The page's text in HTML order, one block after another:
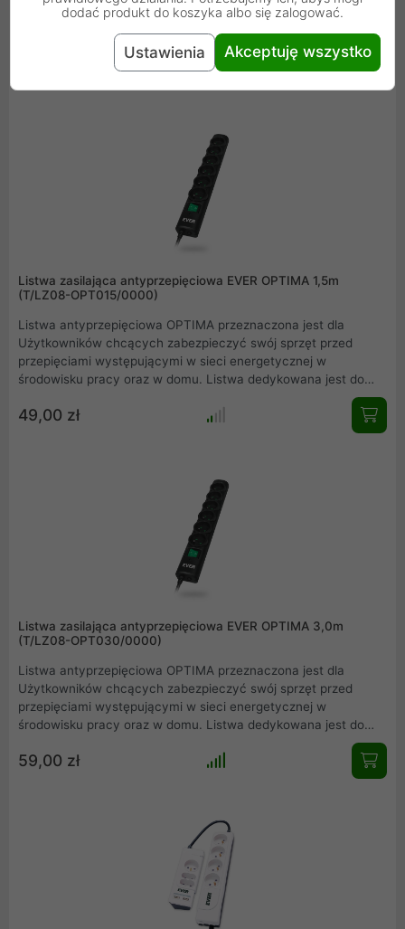
komputery stacjonarne i mobilne, urządzenia peryferyjne,
sprzęt RTV oraz urządzenia multimedialne .
Listwa zasilająca antyprzepięciowa EVER OPTIMA 1,5m
(T/LZ08-OPT015/0000)
Listwa antyprzepięciowa OPTIMA przeznaczona jest dla
Użytkowników chcących zabezpieczyć swój sprzęt przed
przepięciami występującymi w sieci energetycznej w
środowisku pracy oraz w domu. Listwa dedykowana jest do
urządzenia peryferyjne oraz sprzęt RTV.
49,00 zł
Listwa zasilająca antyprzepięciowa EVER OPTIMA 3,0m
(T/LZ08-OPT030/0000)
Listwa antyprzepięciowa OPTIMA przeznaczona jest dla
Użytkowników chcących zabezpieczyć swój sprzęt przed
przepięciami występującymi w sieci energetycznej w
środowisku pracy oraz w domu. Listwa dedykowana jest do
urządzenia peryferyjne oraz sprzęt RTV.
59,00 zł
dodać produkt do koszyka albo się zalogować.
Ustawienia Akceptuję wszystko